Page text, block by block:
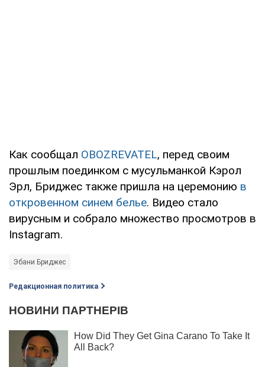
Как сообщал OBOZREVATEL, перед своим
прошлым поединком с мусульманкой Кэрол
Эрл, Бриджес также пришла на церемонию в
откровенном синем белье. Видео стало
вирусным и собрало множество просмотров в
Instagram.
Эбани Бриджес
Редакционная политика